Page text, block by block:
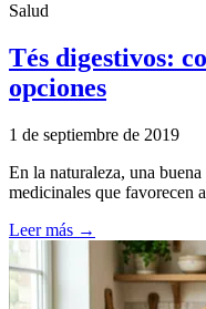
Salud
Tés digestivos:
opciones
1 de septiembre de 2019
En la naturaleza, una
medicinales que favorecen
Leer más →